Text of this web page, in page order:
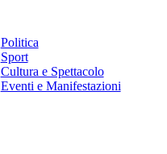
Politica
Sport
Cultura e Spettacolo
Eventi e Manifestazioni